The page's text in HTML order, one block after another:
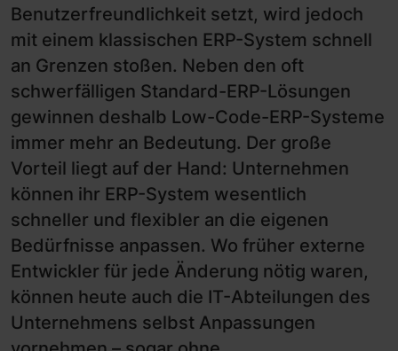
Benutzerfreundlichkeit setzt, wird jedoch
mit einem klassischen ERP-System schnell
an Grenzen stoßen. Neben den oft
schwerfälligen Standard-ERP-Lösungen
gewinnen deshalb Low-Code-ERP-Systeme
immer mehr an Bedeutung. Der große
Vorteil liegt auf der Hand: Unternehmen
können ihr ERP-System wesentlich
schneller und flexibler an die eigenen
Bedürfnisse anpassen. Wo früher externe
Entwickler für jede Änderung nötig waren,
können heute auch die IT-Abteilungen des
Unternehmens selbst Anpassungen